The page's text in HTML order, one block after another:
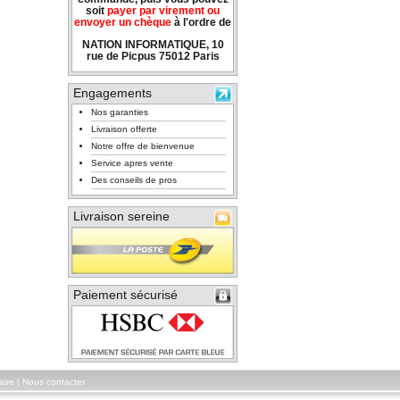
soit payer par virement ou
envoyer un chèque à l'ordre de
NATION INFORMATIQUE, 10
rue de Picpus 75012 Paris
Engagements
Nos garanties
Livraison offerte
Notre offre de bienvenue
Service apres vente
Des conseils de pros
Livraison sereine
Paiement sécurisé
Nous contacter